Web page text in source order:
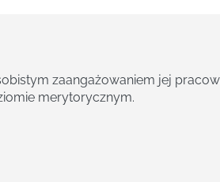
szkolenia, mający
przygotowanie merytoryczne